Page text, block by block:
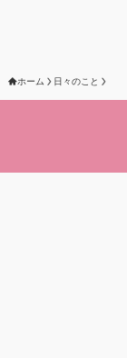
ホーム 日々のこと